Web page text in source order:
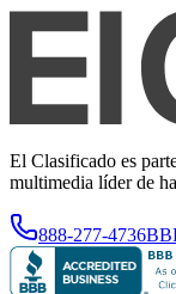
El Clasificado es
multimedia líder de
888-277-4736